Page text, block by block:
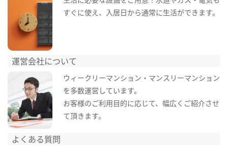
すぐに使え、入居日から通常に生活ができます。
運営会社について
ウィークリーマンション・マンスリーマンション
を多数運営しています。
お客様のご利用目的に応じて、幅広くご紹介させ
て頂きます。
よくある質問